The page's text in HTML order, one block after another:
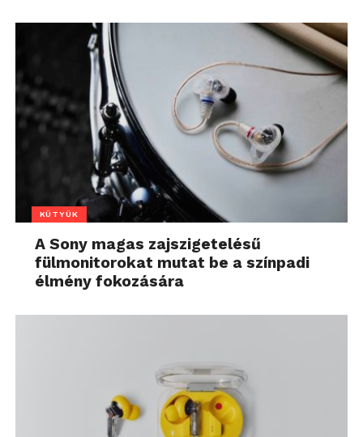
KÜTYÜK
A Sony magas zajszigetelésű
fülmonitorokat mutat be a színpadi
élmény fokozására